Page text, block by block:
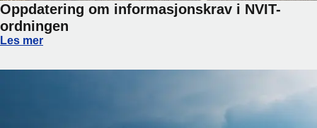
Oppdatering om informasjonskrav i NVIT-
ordningen
Oppdatering om informasjonskrav i NVIT-ordningen
Les mer